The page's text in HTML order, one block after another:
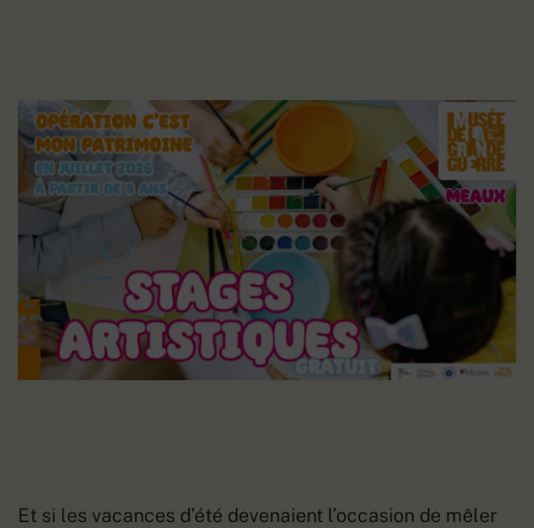
Et si les vacances d’été devenaient l’occasion de mêler